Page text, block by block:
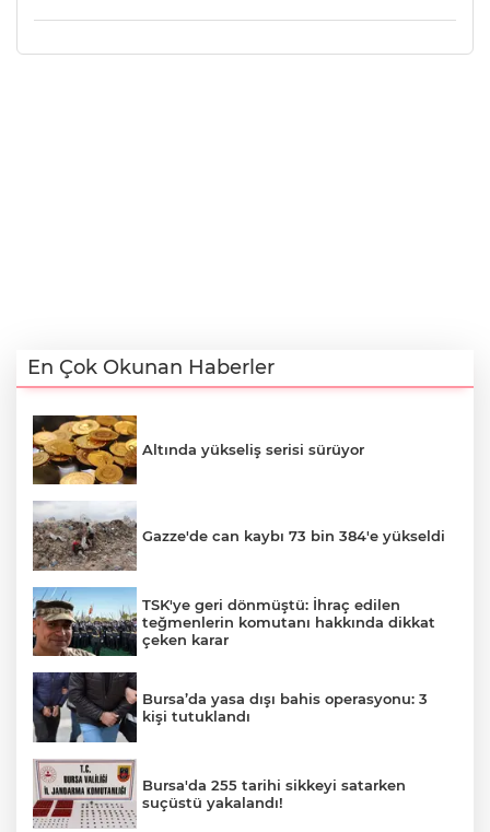
En Çok Okunan Haberler
Altında yükseliş serisi sürüyor
Gazze'de can kaybı 73 bin 384'e yükseldi
TSK'ye geri dönmüştü: İhraç edilen
teğmenlerin komutanı hakkında dikkat
çeken karar
Bursa’da yasa dışı bahis operasyonu: 3
kişi tutuklandı
Bursa'da 255 tarihi sikkeyi satarken
suçüstü yakalandı!